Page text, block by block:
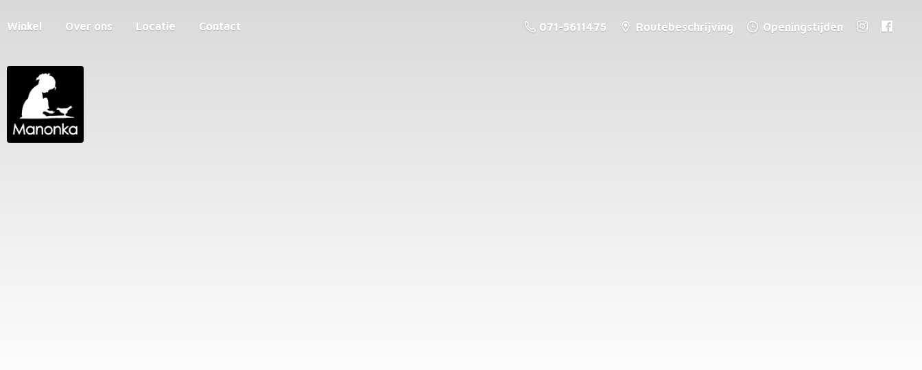
Winkel Over ons Locatie Contact 071-5611475 Routebeschrijving Openingstijden